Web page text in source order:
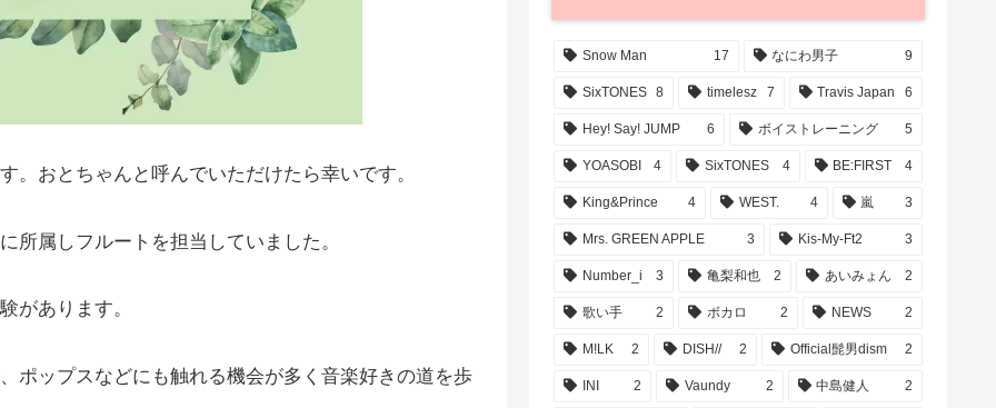
。おとちゃんと呼んでいただけたら幸いです。
所属しフルートを担当していました。
があります。
ポップスなどにも触れる機会が多く音楽好きの道を歩
Snow Man 17 なにわ男子 9
SixTONES 8 timelesz 7 Travis Japan 6
Hey! Say! JUMP 6 ボイストレーニング 5
YOASOBI 4 SixTONES 4 BE:FIRST 4
King&Prince 4 WEST. 4 嵐 3
Mrs. GREEN APPLE 3 Kis-My-Ft2 3
Number_i 3 亀梨和也 2 あいみょん 2
歌い手 2 ボカロ 2 NEWS 2
M!LK 2 DISH// 2 Official髭男dism 2
INI 2 Vaundy 2 中島健人 2